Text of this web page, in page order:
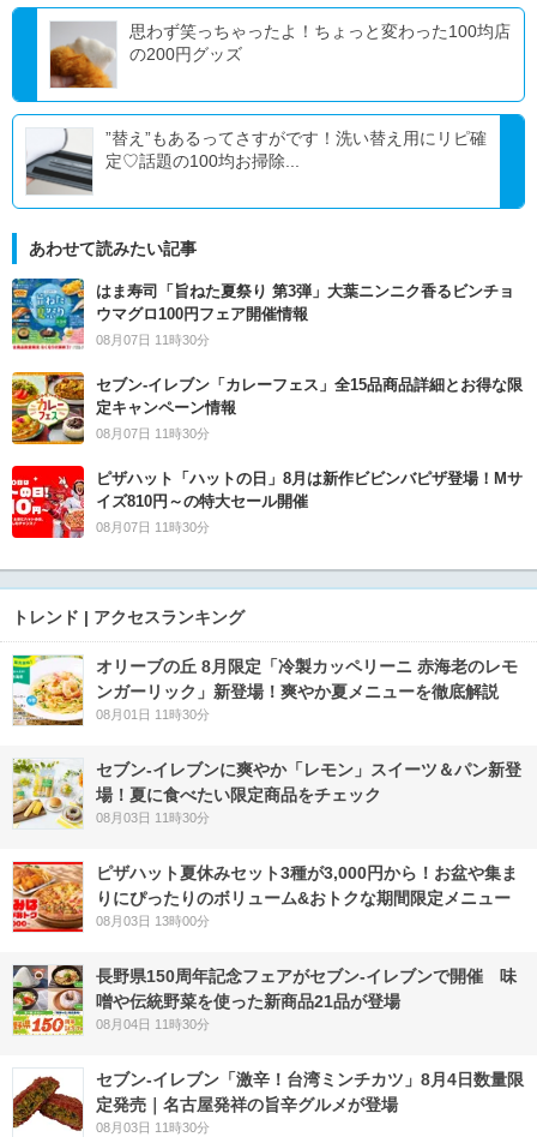
思わず笑っちゃったよ！ちょっと変わった100均店
の200円グッズ
”替え”もあるってさすがです！洗い替え用にリピ確
定♡話題の100均お掃除...
あわせて読みたい記事
はま寿司「旨ねた夏祭り 第3弾」大葉ニンニク香るビンチョ
ウマグロ100円フェア開催情報
08月07日 11時30分
セブン‐イレブン「カレーフェス」全15品商品詳細とお得な限
定キャンペーン情報
08月07日 11時30分
ピザハット「ハットの日」8月は新作ビビンバピザ登場！Mサ
イズ810円～の特大セール開催
08月07日 11時30分
トレンド | アクセスランキング
オリーブの丘 8月限定「冷製カッペリーニ 赤海老のレモ
ンガーリック」新登場！爽やか夏メニューを徹底解説
08月01日 11時30分
セブン‐イレブンに爽やか「レモン」スイーツ＆パン新登
場！夏に食べたい限定商品をチェック
08月03日 11時30分
ピザハット夏休みセット3種が3,000円から！お盆や集ま
りにぴったりのボリューム&おトクな期間限定メニュー
08月03日 13時00分
長野県150周年記念フェアがセブン-イレブンで開催 味
噌や伝統野菜を使った新商品21品が登場
08月04日 11時30分
セブン-イレブン「激辛！台湾ミンチカツ」8月4日数量限
定発売｜名古屋発祥の旨辛グルメが登場
08月03日 11時30分